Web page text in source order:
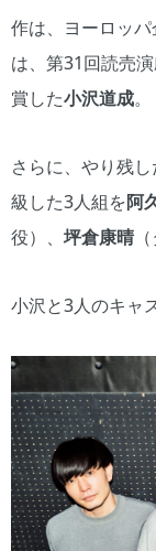
作は、ヨーロッ
は、第31回読売
賞した小沢道成。
さらに、やり残
級した3人組を阿
役）、 坪倉康晴（
小沢と3人のキャ